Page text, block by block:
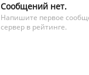
Сообщений нет.
Напишите первое
сервер в рейтинге.